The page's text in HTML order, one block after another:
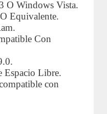
O Windows Vista.
Equivalente.
Con
Espacio Libre.
con